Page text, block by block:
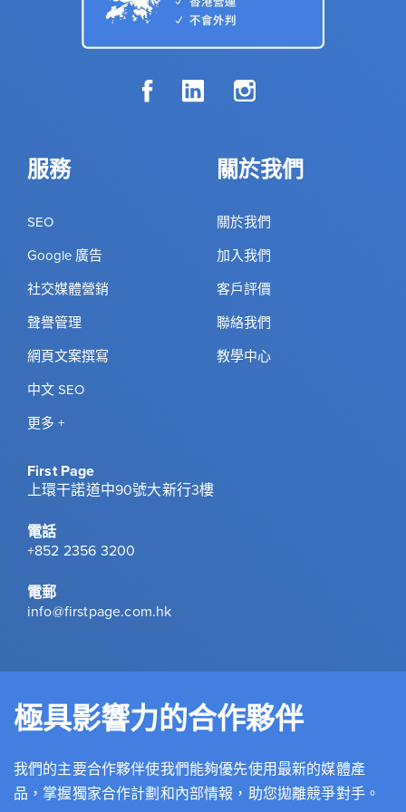
服務
SEO
Google 廣告
社交媒體營銷
聲譽管理
網頁文案撰寫
中文 SEO
更多 +
關於我們
關於我們
加入我們
客戶評價
聯絡我們
教學中心
First Page
上環干諾道中90號大新行3樓
電話
+852 2356 3200
電郵
info@firstpage.com.hk
極具影響力的合作夥伴
我們的主要合作夥伴使我們能夠優先使用最新的媒體產
品，掌握獨家合作計劃和內部情報，助您拋離競爭對手。